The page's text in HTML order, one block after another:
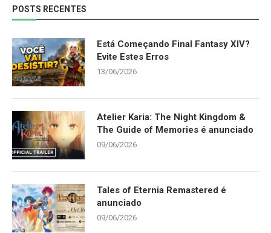
POSTS RECENTES
Está Começando Final Fantasy XIV?
Evite Estes Erros
13/06/2026
Atelier Karia: The Night Kingdom &
The Guide of Memories é anunciado
09/06/2026
Tales of Eternia Remastered é
anunciado
09/06/2026